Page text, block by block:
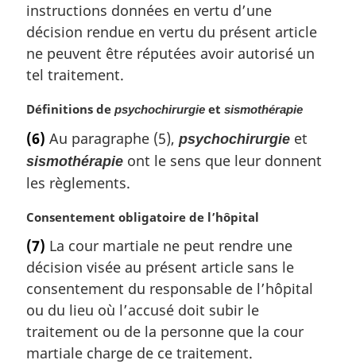
g
i
n
a
e
instructions données en vertu d’une
décision rendue en vertu du présent article
ne peuvent être réputées avoir autorisé un
tel traitement.
N
t
e
m
r
i
n
a
e
:
Définitions de psychochirurgie et sismothérapie
(6) Au paragraphe (5), psychochirurgie et
sismothérapie ont le sens que leur donnent
les règlements.
N
t
e
m
a
g
i
Consentement obligatoire de l’hôpital
(7) La cour martiale ne peut rendre une
décision visée au présent article sans le
consentement du responsable de l’hôpital
ou du lieu où l’accusé doit subir le
traitement ou de la personne que la cour
martiale charge de ce traitement.